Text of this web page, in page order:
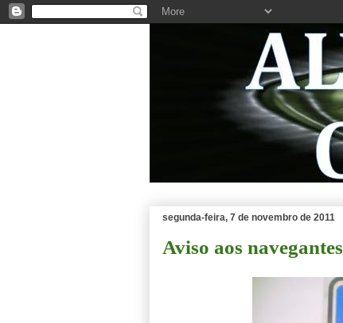
segunda-feira, 7 de novembro de 2011
Aviso aos navegantes